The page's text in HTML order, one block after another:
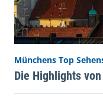
Münchens Top
Die Highlights